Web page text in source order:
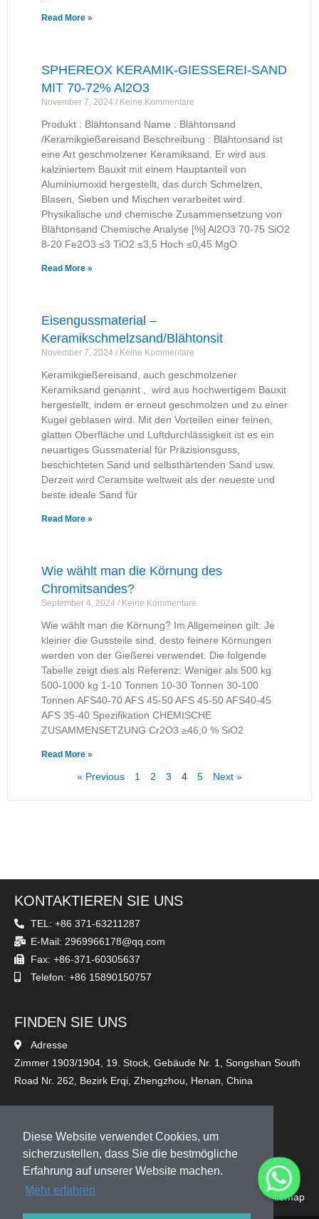
Diese Website verwendet Cookies, um
sicherzustellen, dass Sie die bestmögliche
Erfahrung auf unserer Website machen.
Mehr erfahren
Read More »
SPHEREOX KERAMIK-GIESSEREI-SAND
MIT 70-72% Al2O3
November 7, 2024 Keine Kommentare
Produkt : Blähtonsand Name : Blähtonsand
/Keramikgießereisand Beschreibung :​ Blähtonsand ist
eine Art geschmolzener Keramiksand. Er wird aus
kalziniertem Bauxit mit einem Hauptanteil von
Aluminiumoxid hergestellt, das durch Schmelzen,
Blasen, Sieben und Mischen verarbeitet wird.
Physikalische und chemische Zusammensetzung von
Blähtonsand Chemische Analyse [%] Al2O3 70-75 SiO2
8-20 Fe2O3 ≤3 TiO2 ≤3,5 Hoch ≤0,45 MgO
Read More »
Eisengussmaterial –
Keramikschmelzsand/Blähtonsit
November 7, 2024 Keine Kommentare
Keramikgießereisand, auch geschmolzener
Keramiksand genannt , wird aus hochwertigem Bauxit
hergestellt, indem er erneut geschmolzen und zu einer
Kugel geblasen wird. Mit den Vorteilen einer feinen,
glatten Oberfläche und Luftdurchlässigkeit ist es ein
neuartiges Gussmaterial für Präzisionsguss,
beschichteten Sand und selbsthärtenden Sand usw.
Derzeit wird Ceramsite weltweit als der neueste und
beste ideale Sand für
Read More »
Wie wählt man die Körnung des
Chromitsandes?
September 4, 2024 Keine Kommentare
Wie wählt man die Körnung? Im Allgemeinen gilt: Je
kleiner die Gussteile sind, desto feinere Körnungen
werden von der Gießerei verwendet. Die folgende
Tabelle zeigt dies als Referenz: Weniger als 500 kg
500-1000 kg 1-10 Tonnen 10-30 Tonnen 30-100
Tonnen AFS40-70 AFS 45-50 AFS 45-50 AFS40-45
AFS 35-40 Spezifikation CHEMISCHE
ZUSAMMENSETZUNG Cr2O3 ≥46,0 % SiO2
Read More »
« Previous 1 2 3 4 5 Next »
KONTAKTIEREN SIE UNS
TEL: +86 371-63211287
E-Mail: 2969966178@qq.com
Fax: +86-371-60305637
Telefon: +86 15890150757
FINDEN SIE UNS
Adresse
Zimmer 1903/1904, 19. Stock, Gebäude Nr. 1, Songshan South
Road Nr. 262, Bezirk Erqi, Zhengzhou, Henan, China
Sitemap